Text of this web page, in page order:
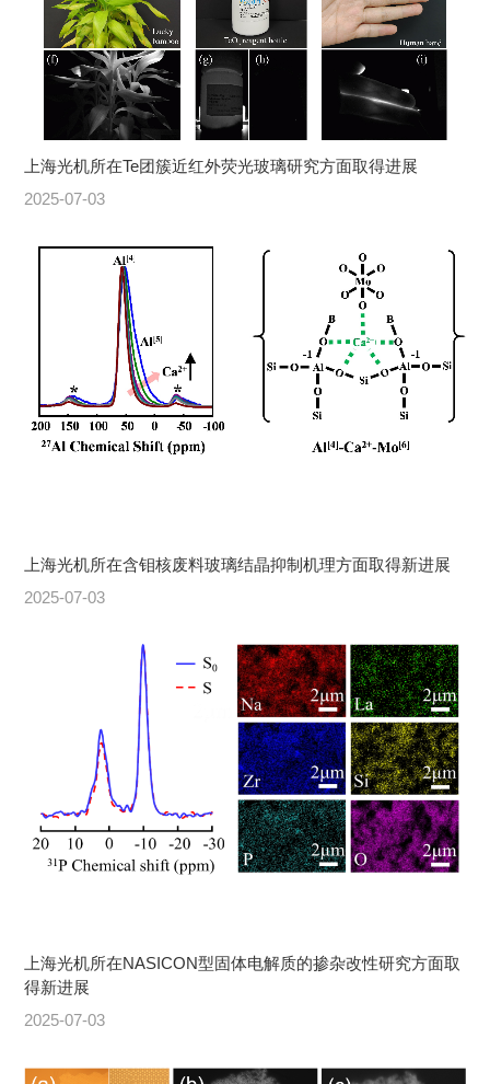
上海光机所在Te团簇近红外荧光玻璃研究方面取得进展
2025-07-03
上海光机所在含钼核废料玻璃结晶抑制机理方面取得新进展
2025-07-03
上海光机所在NASICON型固体电解质的掺杂改性研究方面取
得新进展
2025-07-03